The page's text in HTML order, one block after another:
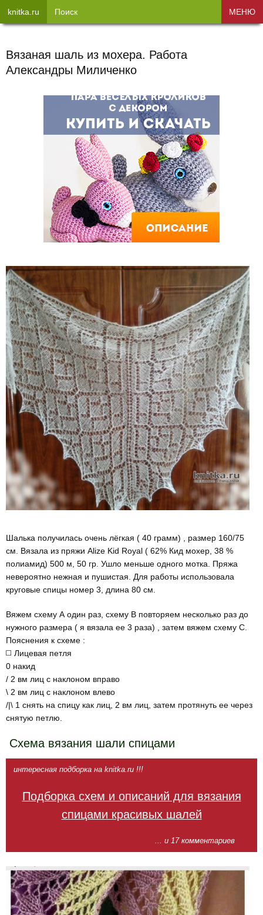
Вязаная шаль из мохера. Работа
Александры Миличенко
Шалька получилась очень лёгкая ( 40 грамм) , размер 160/75
см. Вязала из пряжи Alize Kid Royal ( 62% Кид мохер, 38 %
полиамид) 500 м, 50 гр. Ушло меньше одного мотка. Пряжа
невероятно нежная и пушистая. Для работы использовала
круговые спицы номер 3, длина 80 см.
Вяжем схему А один раз, схему В повторяем несколько раз до
нужного размера ( я вязала ее 3 раза) , затем вяжем схему С.
Пояснения к схеме :
◻️ Лицевая петля
0 накид
/ 2 вм лиц с наклоном вправо
\ 2 вм лиц с наклоном влево
/|\ 1 снять на спицу как лиц, 2 вм лиц, затем протянуть ее через
снятую петлю.
Схема вязания шали спицами
интересная подборка на knitka.ru !!!
Подборка схем и описаний для вязания
спицами красивых шалей
... и 17 комментариев
knitka.ru Поиск МЕНЮ